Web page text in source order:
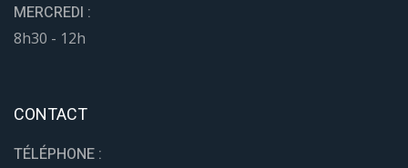
MERCREDI :
8h30 - 12h
CONTACT
TÉLÉPHONE :